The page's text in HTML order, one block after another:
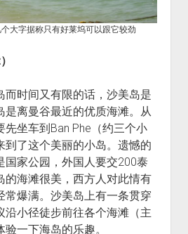
大字据称只有好莱坞可以跟它较劲
而时间又有限的话，沙美岛是
是离曼谷最近的优质海滩。从
先坐车到Ban Phe（约三个小
到了这个美丽的小岛。遗憾的
国家公园，外国人要交200泰
的海滩很美，西方人对此情有
常爆满。沙美岛上有一条贯穿
沿小径徒步前往各个海滩（主
一下海岛的乐趣。